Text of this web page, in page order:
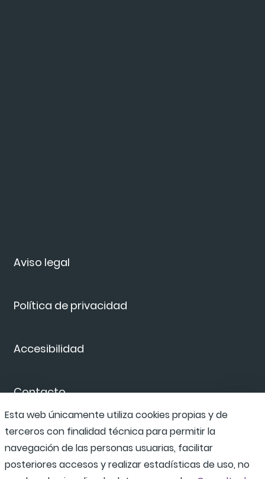
Aviso legal
Política de privacidad
Accesibilidad
Contacto
Canal de denuncias
Esta web únicamente utiliza cookies propias y de
terceros con finalidad técnica para permitir la
navegación de las personas usuarias, facilitar
posteriores accesos y realizar estadísticas de uso, no